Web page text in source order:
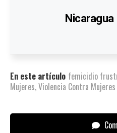
En este artículo femicidio
Mujeres,Violencia Contra Mujeres